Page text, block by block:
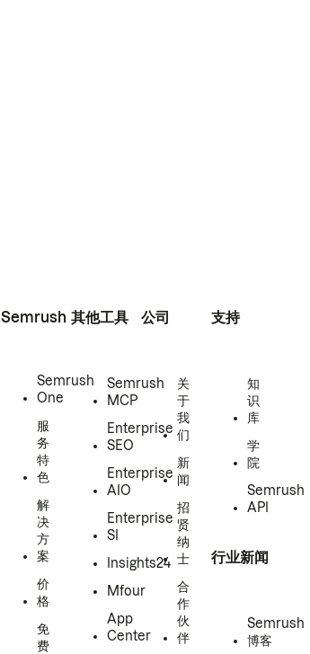
Semrush
Semrush
One
服
务
特
色
解
决
方
案
价
格
免
费
其他工具
Semrush
MCP
Enterprise
SEO
Enterprise
AIO
Enterprise
SI
Insights24
Mfour
App
Center
公司
关
于
我
们
新
闻
招
贤
纳
士
合
作
伙
伴
支持
知
识
库
学
院
Semrush
API
行业新闻
Semrush
博客